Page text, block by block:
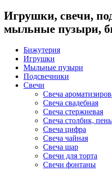
Игрушки, свечи,
мыльные пузыри,
Бижутерия
Игрушки
Мыльные пузыри
Подсвечники
Свечи
Свеча
Свеча свадебная
Свеча стержневая
Свеча столбик,
Свеча цифра
Свеча чайная
Свеча шар
Свечи для торта
Свечи фонтаны